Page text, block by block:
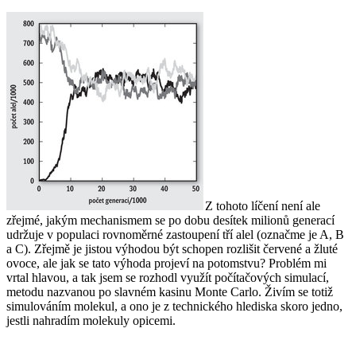
Z tohoto líčení není ale
zřejmé, jakým mechanismem se po dobu desítek milionů generací
udržuje v populaci rovnoměrné zastoupení tří alel (označme je A, B
a C). Zřejmě je jistou výhodou být schopen rozlišit červené a žluté
ovoce, ale jak se tato výhoda projeví na potomstvu? Problém mi
vrtal hlavou, a tak jsem se rozhodl využít počítačových simulací,
metodu nazvanou po slavném kasinu Monte Carlo. Živím se totiž
simulováním molekul, a ono je z technického hlediska skoro jedno,
jestli nahradím molekuly opicemi.